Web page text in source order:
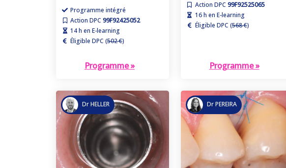
Programme intégré
Action DPC 99F92425052
14 h en E-learning
Éligible DPC (502 €)
Programme »
Action DPC 99F92525065
16 h en E-learning
Éligible DPC (568 €)
Programme »
Dr HELLER Dr PEREIRA